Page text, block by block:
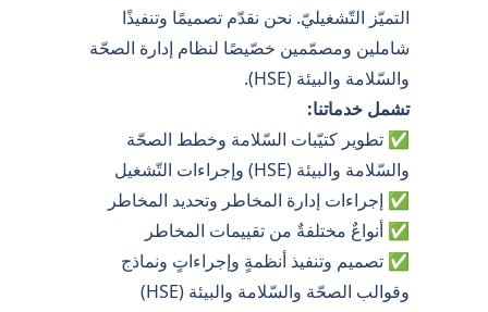
التميّز التّشغيليّ. نحن نقدّم تصميمًا وتنفيذًا
شاملين ومصمّمين خصّيصًا لنظام إدارة الصحّة
والسّلامة والبيئة (HSE).
تشمل خدماتنا:
✅ تطوير كتيّبات السّلامة وخطط الصحّة
والسّلامة والبيئة (HSE) وإجراءات التّشغيل
✅ إجراءات إدارة المخاطر وتحديد المخاطر
✅ أنواعٌ مختلفةٌ من تقييمات المخاطر
✅ تصميم وتنفيذ أنظمةٍ وإجراءاتٍ ونماذج
وقوالب الصحّة والسّلامة والبيئة (HSE)